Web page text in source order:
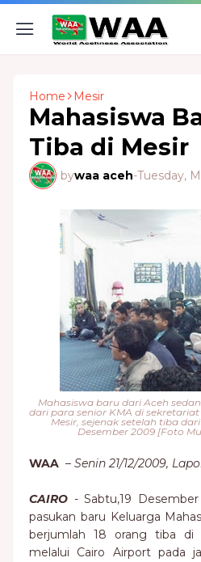
Home Mesir
Mahasiswa
Tiba di Mesir
bywaa aceh-Tuesday,
Mahasiswa baru dari Aceh
dari para senior KMA di
Mesir, sejenak setelah tiba
Desember 2009 [Foto
WAA – Senin 21/12/2009,
CAIRO - Sabtu,19
pasukan baru Keluarga
berjumlah 18 orang tiba di
melalui Cairo Airport pada